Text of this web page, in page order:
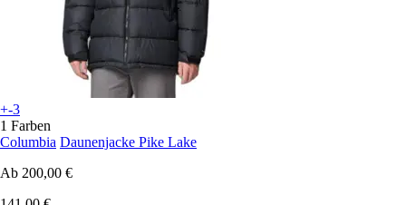
+-3
1 Farben
Columbia Daunenjacke Pike Lake
Ab 200,00 €